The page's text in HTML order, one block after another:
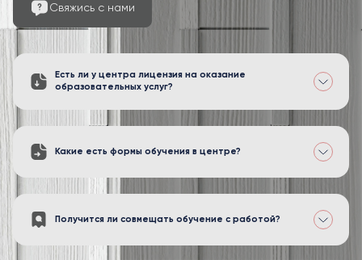
Свяжись с нами
Есть ли у центра лицензия на оказание
образовательных услуг?
Какие есть формы обучения в центре?
Получится ли совмещать обучение с работой?